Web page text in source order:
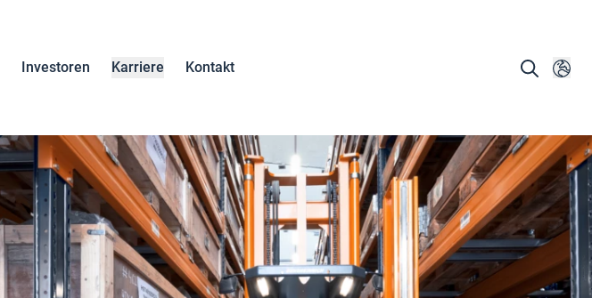
Investoren Karriere Kontakt